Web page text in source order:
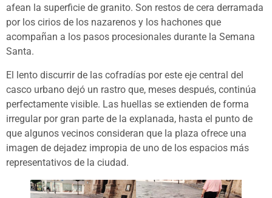
afean la superficie de granito. Son restos de cera derramada
por los cirios de los nazarenos y los hachones que
acompañan a los pasos procesionales durante la Semana
Santa.
El lento discurrir de las cofradías por este eje central del
casco urbano dejó un rastro que, meses después, continúa
perfectamente visible. Las huellas se extienden de forma
irregular por gran parte de la explanada, hasta el punto de
que algunos vecinos consideran que la plaza ofrece una
imagen de dejadez impropia de uno de los espacios más
representativos de la ciudad.